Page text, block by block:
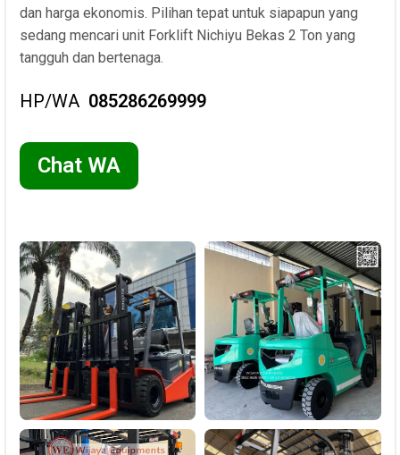
dan harga ekonomis. Pilihan tepat untuk siapapun yang
sedang mencari unit Forklift Nichiyu Bekas 2 Ton yang
tangguh dan bertenaga.
HP/WA 085286269999
Chat WA